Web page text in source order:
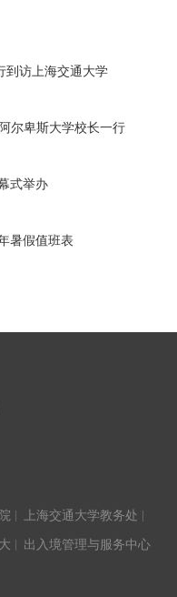
到访上海交通大学
尔卑斯大学校长一行
式举办
暑假值班表
上海交通大学教务处
出入境管理与服务中心